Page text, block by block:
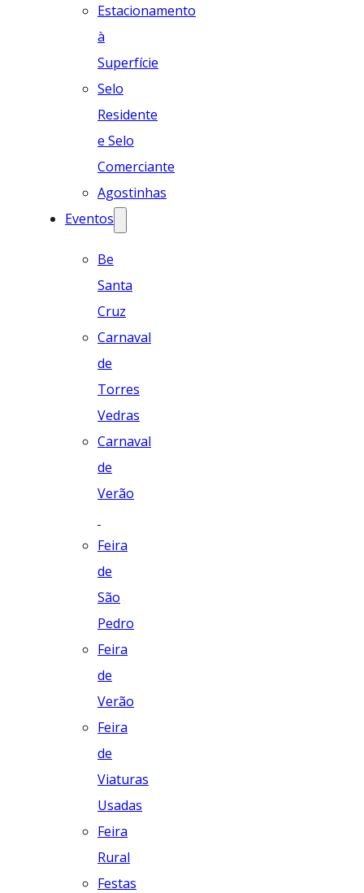
Estacionamento
à
Superfície
Selo
Residente
e Selo
Comerciante
Agostinhas
Eventos
Be
Santa
Cruz
Carnaval
de
Torres
Vedras
Carnaval
de
Verão
Feira
de
São
Pedro
Feira
de
Verão
Feira
de
Viaturas
Usadas
Feira
Rural
Festas